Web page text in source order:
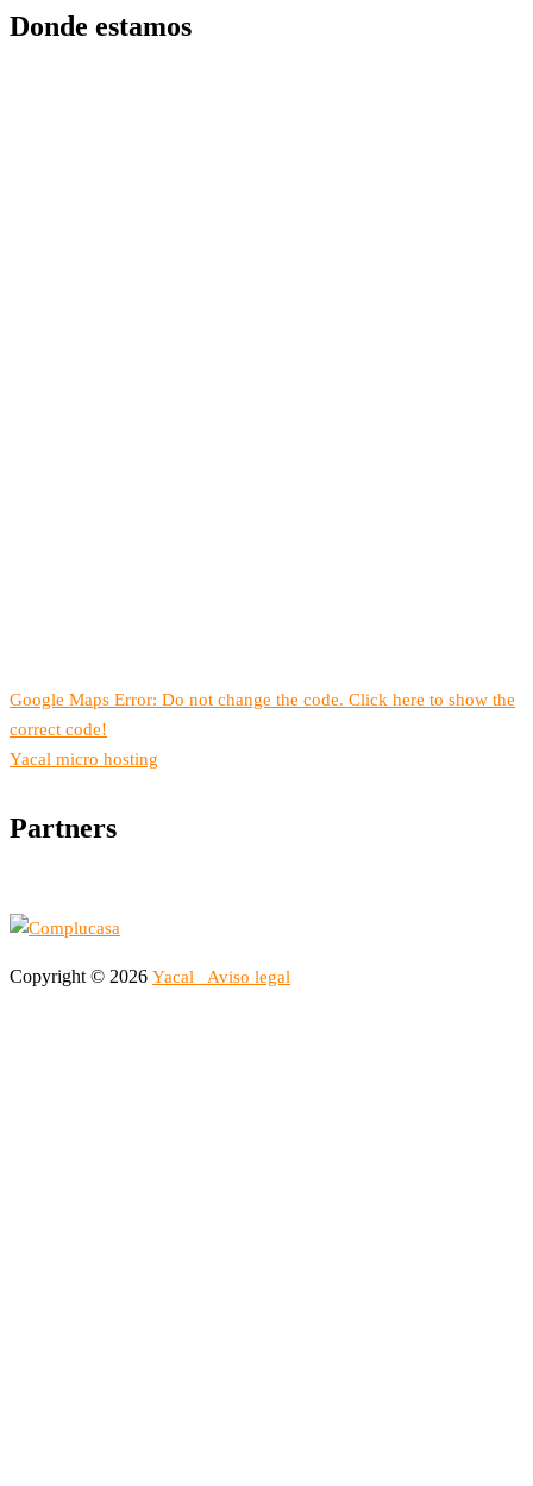
Donde estamos
Google Maps Error: Do not change the code. Click here to show the
correct code!
Yacal micro hosting
Partners
Copyright © 2026 Yacal Aviso legal